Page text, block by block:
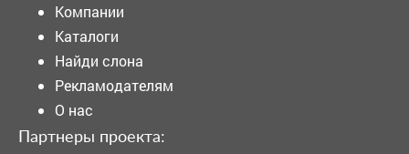
Компании
Каталоги
Найди слона
Рекламодателям
О нас
Партнеры проекта: